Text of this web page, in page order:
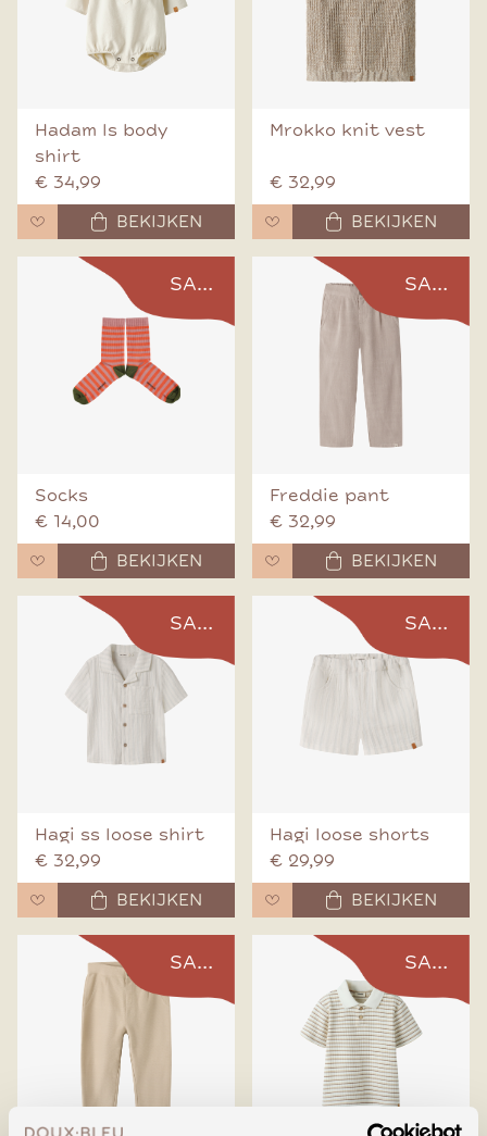
Hadam ls body
shirt
€ 34,99
BEKIJKEN
Mrokko knit vest
€ 32,99
BEKIJKEN
SALE
Socks
€ 14,00
BEKIJKEN
SALE
Freddie pant
€ 32,99
BEKIJKEN
SALE
Hagi ss loose shirt
€ 32,99
BEKIJKEN
SALE
Hagi loose shorts
€ 29,99
BEKIJKEN
SALE SALE